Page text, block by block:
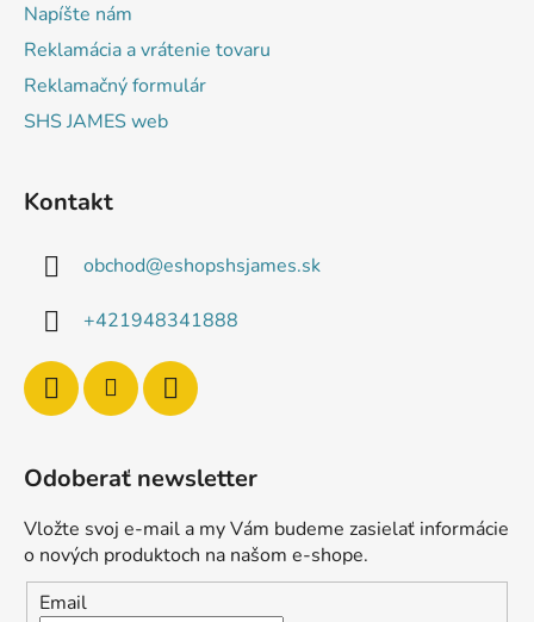
Napíšte nám
Reklamácia a vrátenie tovaru
Reklamačný formulár
SHS JAMES web
Kontakt
obchod@eshopshsjames.sk
+421948341888
Odoberať newsletter
Vložte svoj e-mail a my Vám budeme zasielať informácie
o nových produktoch na našom e-shope.
Email